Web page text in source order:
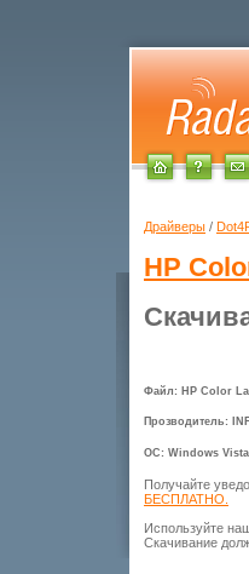
Драйверы /
HP
Файл: HP Color
Прозводитель:
ОС: Windows Vista
Получайте
БЕСПЛАТНО.
Используйте
Скачивание